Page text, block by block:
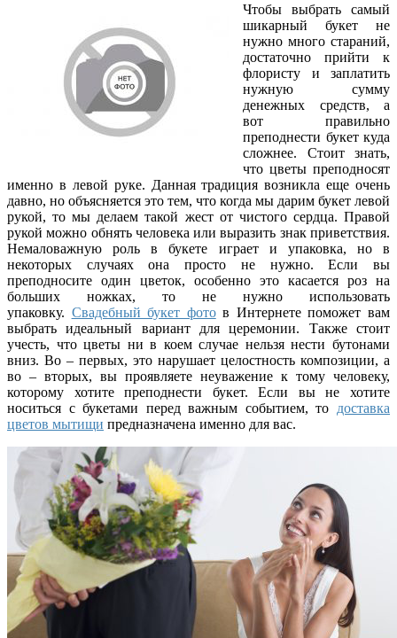
Чтобы выбрать самый
шикарный букет не
нужно много стараний,
достаточно прийти к
флористу и заплатить
нужную сумму
денежных средств, а
вот правильно
преподнести букет куда
сложнее. Стоит знать,
что цветы преподносят
именно в левой руке. Данная традиция возникла еще очень
давно, но объясняется это тем, что когда мы дарим букет левой
рукой, то мы делаем такой жест от чистого сердца. Правой
рукой можно обнять человека или выразить знак приветствия.
Немаловажную роль в букете играет и упаковка, но в
некоторых случаях она просто не нужно. Если вы
преподносите один цветок, особенно это касается роз на
больших ножках, то не нужно использовать
упаковку. Свадебный букет фотов Интернете поможет вам
выбрать идеальный вариант для церемонии. Также стоит
учесть, что цветы ни в коем случае нельзя нести бутонами
вниз. Во – первых, это нарушает целостность композиции, а
во – вторых, вы проявляете неуважение к тому человеку,
которому хотите преподнести букет. Если вы не хотите
носиться с букетами перед важным событием, то доставка
цветов мытищи предназначена именно для вас.